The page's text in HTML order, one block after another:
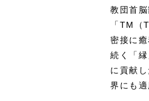
教団首
「TM
密接に
続く「
に貢献
界にも